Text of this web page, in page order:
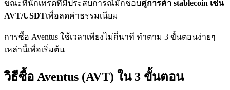
ขณะที่นักเทรดที่มีประสบการณ์มักชอบคู่การค้า stablecoin เช่น
AVT/USDTเพื่อลดค่าธรรมเนียม
การซื้อ Aventus ใช้เวลาเพียงไม่กี่นาที ทำตาม 3 ขั้นตอนง่ายๆ
เหล่านี้เพื่อเริ่มต้น
วิธีซื้อ Aventus (AVT) ใน 3 ขั้นตอน